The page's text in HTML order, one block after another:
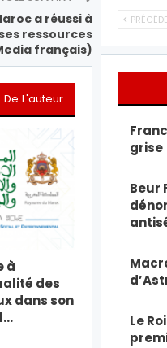
a réussi à
ressources
français)
De L'auteur
à
des
dans son
grise
Beur
Le